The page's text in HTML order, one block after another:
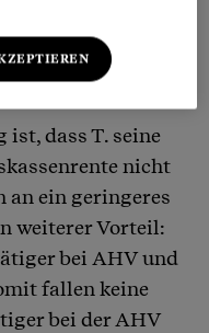
Prozent. Ende
einem 50-
dass T. seine
nicht
an ein geringeres
weiterer Vorteil:
bei AHV und
fallen keine
bei der AHV